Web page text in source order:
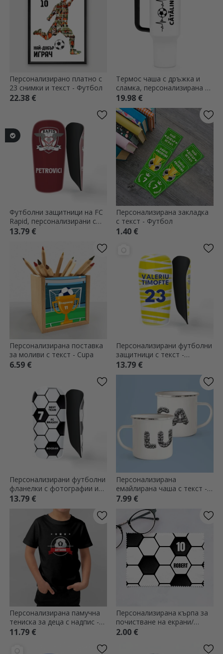
Персонализирано платно с
23 снимки и текст - Футбол
22.38 €
Термос чаша с дръжка и
сламка, персонализирана с
име - Футболен фен
19.98 €
Футболни защитници на FC
Rapid, персонализирани с
лого и име
13.79 €
Персонализирана закладка
с текст - Футбол
1.40 €
Персонализирана поставка
за моливи с текст - Cupa
6.59 €
Персонализирани футболни
защитници с текст -
Цветовете на вашия отбор
13.79 €
Персонализирани футболни
фланелки с фотографии и
текст
13.79 €
Персонализирана
емайлирана чаша с текст -
Футбол
7.99 €
Персонализирана памучна
тениска за деца с надпис -
Футбол
11.79 €
Персонализирана кърпа за
почистване на екрани/
очила - Футбол
2.00 €